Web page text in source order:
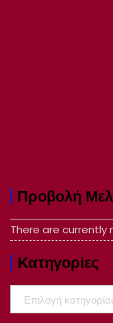
Προβολή
There are currently
Kατηγορίες